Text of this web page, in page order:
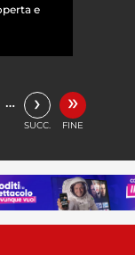
e
… ›
SUCC.
»
FINE